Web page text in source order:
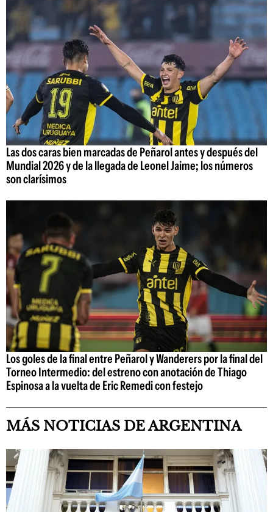
Las dos caras bien marcadas de Peñarol antes y después del
Mundial 2026 y de la llegada de Leonel Jaime; los números
son clarísimos
Los goles de la final entre Peñarol y Wanderers por la final del
Torneo Intermedio: del estreno con anotación de Thiago
Espinosa a la vuelta de Eric Remedi con festejo
MÁS NOTICIAS DE ARGENTINA